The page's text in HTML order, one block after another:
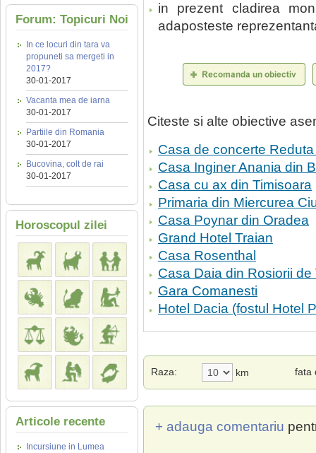
Forum: Topicuri Noi
In ce locuri din tara va
propuneti sa mergeti in
2017?
30-01-2017
Vacanta mea de iarna
30-01-2017
Partiile din Romania
30-01-2017
Bucovina, colt de rai
30-01-2017
Horoscopul zilei
Articole recente
Incursiune in Lumea
in prezent cladirea
adaposteste
Citeste si alte obiective
Casa de concerte
Casa Inginer Anania din
Casa cu ax din Timisoara
Primaria din Miercurea
Casa Poynar din Oradea
Grand Hotel Traian
Casa Rosenthal
Casa Daia din Rosiorii de
Gara Comanesti
Hotel Dacia (fostul Hotel
Raza: km fata
+ adauga comentariu